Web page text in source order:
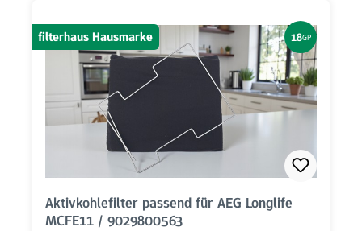
filterhaus Hausmarke 18GP
Aktivkohlefilter passend für AEG Longlife
MCFE11 / 9029800563